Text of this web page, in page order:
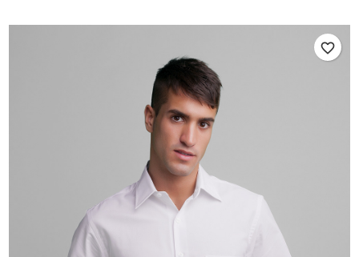
favorite_border